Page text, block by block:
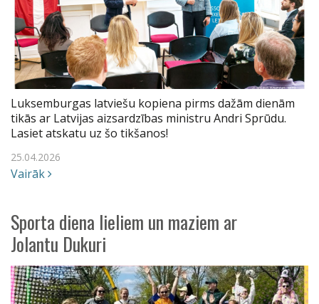
Luksemburgas latviešu kopiena pirms dažām dienām
tikās ar Latvijas aizsardzības ministru Andri Sprūdu.
Lasiet atskatu uz šo tikšanos!
25.04.2026
Vairāk
Sporta diena lieliem un maziem ar
Jolantu Dukuri